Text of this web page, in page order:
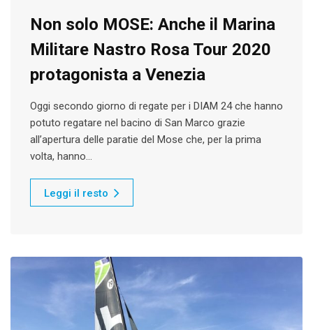
Non solo MOSE: Anche il Marina
Militare Nastro Rosa Tour 2020
protagonista a Venezia
Oggi secondo giorno di regate per i DIAM 24 che hanno
potuto regatare nel bacino di San Marco grazie
all’apertura delle paratie del Mose che, per la prima
volta, hanno…
Leggi il resto